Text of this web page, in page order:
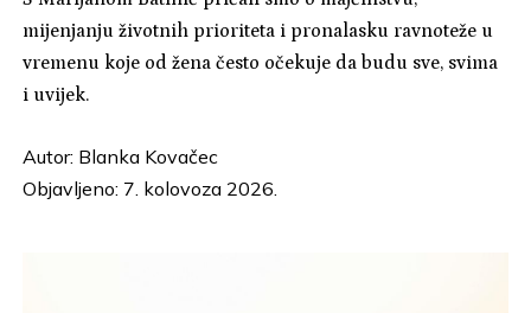
mijenjanju životnih prioriteta i pronalasku ravnoteže u
vremenu koje od žena često očekuje da budu sve, svima
i uvijek.
Autor: Blanka Kovačec
Objavljeno: 7. kolovoza 2026.